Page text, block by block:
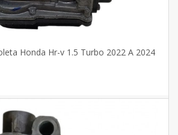
Honda Hr-v 1.5 Turbo 2022 A 2024